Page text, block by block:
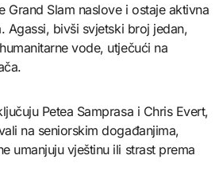
Grand Slam naslove i ostaje aktivna
Agassi, bivši svjetski broj jedan,
vode, utječući na
Petea Samprasa i Chris Evert,
na seniorskim događanjima,
umanjuju vještinu ili strast prema